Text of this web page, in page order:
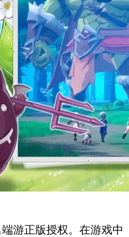
游正版授权。在游戏中